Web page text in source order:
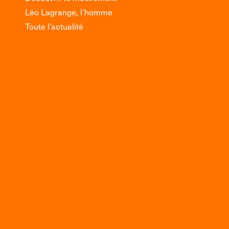
Léo Lagrange, l’homme
Toute l’actualité